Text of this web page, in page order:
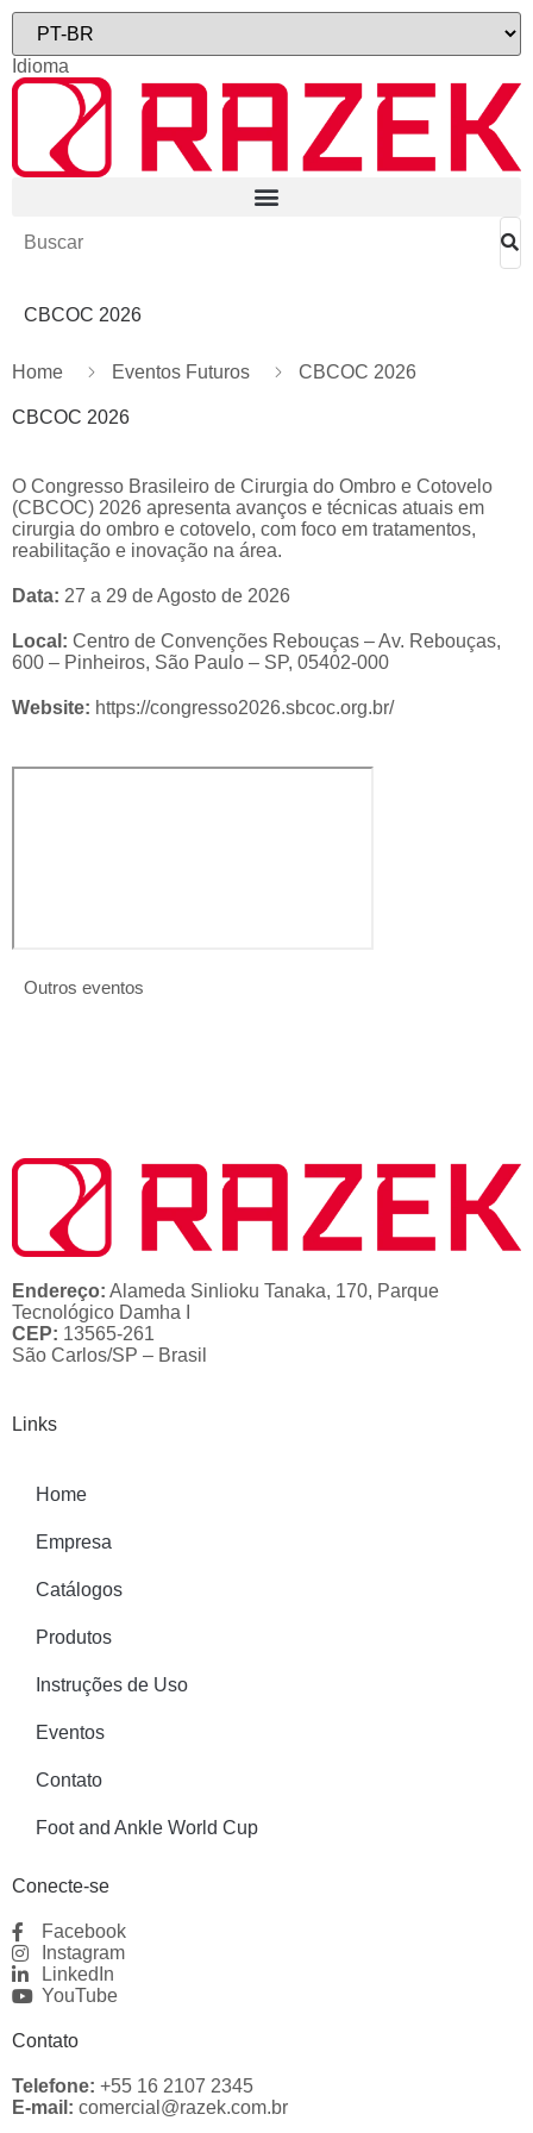
Idioma
CBCOC 2026
Home Eventos Futuros CBCOC 2026​
CBCOC 2026
O Congresso Brasileiro de Cirurgia do Ombro e Cotovelo
(CBCOC) 2026 apresenta avanços e técnicas atuais em
cirurgia do ombro e cotovelo, com foco em tratamentos,
reabilitação e inovação na área.
Data: 27 a 29 de Agosto de 2026
Local: Centro de Convenções Rebouças – Av. Rebouças,
600 – Pinheiros, São Paulo – SP, 05402-000
Website: https://congresso2026.sbcoc.org.br/
Outros eventos
saiba mais
Endereço: Alameda Sinlioku Tanaka, 170, Parque
Tecnológico Damha I
CEP: 13565-261
São Carlos/SP – Brasil
Links
Home
Empresa
Catálogos
Produtos
Instruções de Uso
Eventos
Contato
Foot and Ankle World Cup
Conecte-se
Facebook
Instagram
LinkedIn
YouTube
Contato
Telefone: +55 16 2107 2345
E-mail: comercial@razek.com.br